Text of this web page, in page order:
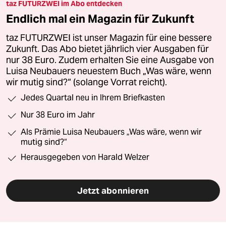
taz FUTURZWEI im Abo entdecken
Endlich mal ein Magazin für Zukunft
taz FUTURZWEI ist unser Magazin für eine bessere
Zukunft. Das Abo bietet jährlich vier Ausgaben für
nur 38 Euro. Zudem erhalten Sie eine Ausgabe von
Luisa Neubauers neuestem Buch „Was wäre, wenn
wir mutig sind?“ (solange Vorrat reicht).
Jedes Quartal neu in Ihrem Briefkasten
Nur 38 Euro im Jahr
Als Prämie Luisa Neubauers „Was wäre, wenn wir
mutig sind?“
Herausgegeben von Harald Welzer
Jetzt abonnieren